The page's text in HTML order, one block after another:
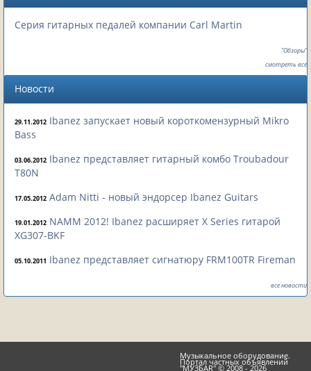
Серия гитарных педалей компании Carl Martin
"Обзоры"
смотреть все
Новости
29.11.2012 Ibanez запускает новый короткомензурный Mikro
Bass
03.06.2012 Ibanez представляет гитарный комбо Troubadour
T80N
17.05.2012 Adam Nitti - новый эндорсер Ibanez Guitars
19.01.2012 NAMM 2012! Ibanez расширяет X Series гитарой
XG307-BKF
05.10.2011 Ibanez представляет сигнатюру FRM100TR Fireman
все новости
Музыкальное оборудование.
Портал частных объявлений
"МУЗБАR" © 2008 - 2026